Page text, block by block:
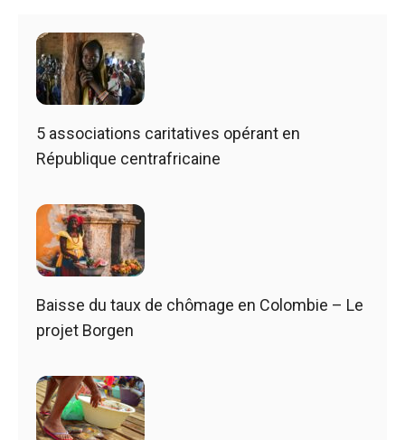
5 associations caritatives opérant en
République centrafricaine
Baisse du taux de chômage en Colombie – Le
projet Borgen